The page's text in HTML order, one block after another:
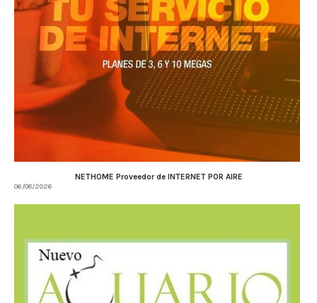
NETHOME Proveedor de INTERNET POR AIRE
06/08/2026